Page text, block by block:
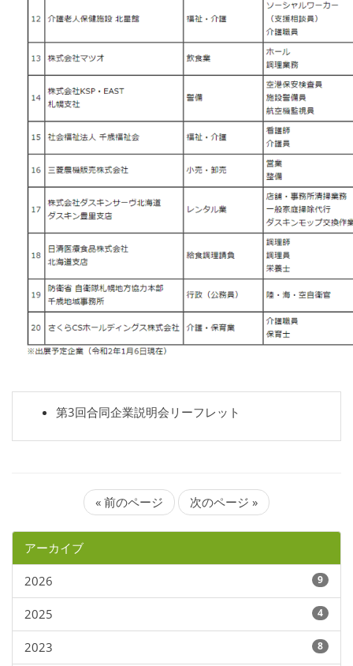
第3回合同企業説明会リーフレット
« 前のページ 次のページ »
アーカイブ
2026 9
2025 4
2023 8